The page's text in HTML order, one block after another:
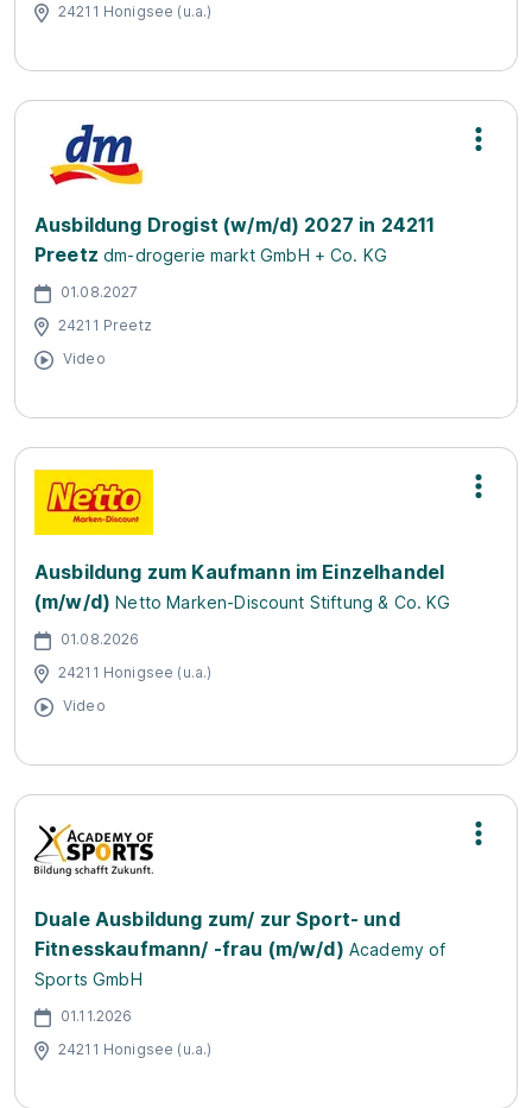
24211 Honigsee (u.a.)
Ausbildung Drogist (w/m/d) 2027 in 24211
Preetz dm-drogerie markt GmbH + Co. KG
01.08.2027
24211 Preetz
Video
Ausbildung zum Kaufmann im Einzelhandel
(m/w/d) Netto Marken-Discount Stiftung & Co. KG
01.08.2026
24211 Honigsee (u.a.)
Video
Duale Ausbildung zum/ zur Sport- und
Fitnesskaufmann/ -frau (m/w/d) Academy of
Sports GmbH
01.11.2026
24211 Honigsee (u.a.)